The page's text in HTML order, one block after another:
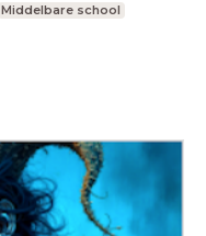
Middelbare school